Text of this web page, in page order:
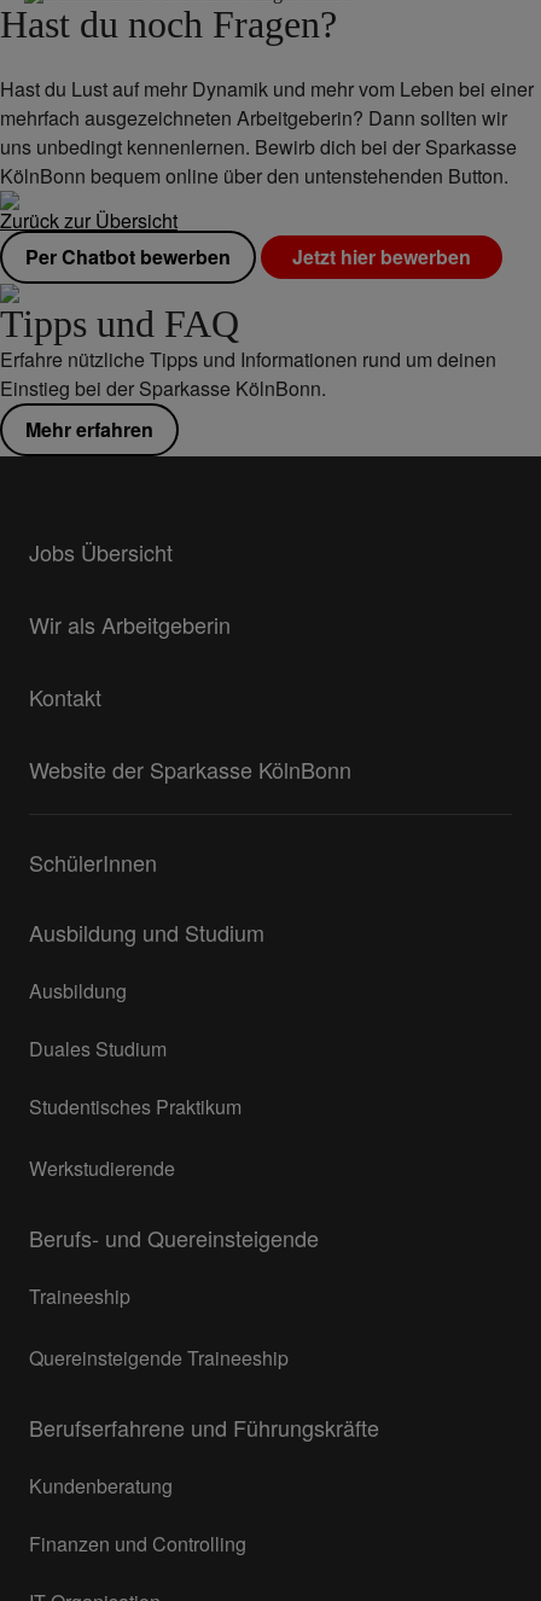
Hast du noch Fragen?
Hast du Lust auf mehr Dynamik und mehr vom Leben bei einer
mehrfach ausgezeichneten Arbeitgeberin? Dann sollten wir
uns unbedingt kennenlernen. Bewirb dich bei der Sparkasse
KölnBonn bequem online über den untenstehenden Button.
Zurück zur Übersicht
Per Chatbot bewerben
Jetzt hier bewerben
Tipps und FAQ
Erfahre nützliche Tipps und Informationen rund um deinen
Einstieg bei der Sparkasse KölnBonn.
Mehr erfahren
Jobs Übersicht
Wir als Arbeitgeberin
Kontakt
Website der Sparkasse KölnBonn
SchülerInnen
Ausbildung und Studium
Ausbildung
Duales Studium
Studentisches Praktikum
Werkstudierende
Berufs- und Quereinsteigende
Traineeship
Quereinsteigende Traineeship
Berufserfahrene und Führungskräfte
Kundenberatung
Finanzen und Controlling